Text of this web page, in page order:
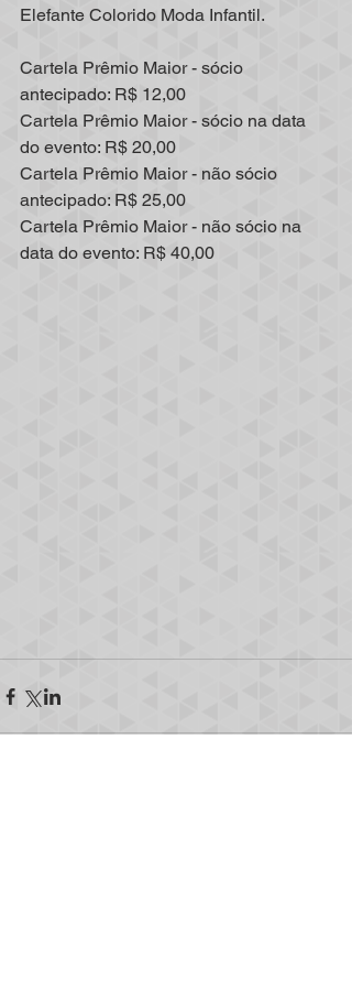
Elefante Colorido Moda Infantil.
Cartela Prêmio Maior - sócio
antecipado: R$ 12,00
Cartela Prêmio Maior - sócio na data
do evento: R$ 20,00
Cartela Prêmio Maior - não sócio
antecipado: R$ 25,00
Cartela Prêmio Maior - não sócio na
data do evento: R$ 40,00